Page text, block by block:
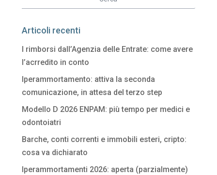
Articoli recenti
I rimborsi dall’Agenzia delle Entrate: come avere
l’acrredito in conto
Iperammortamento: attiva la seconda
comunicazione, in attesa del terzo step
Modello D 2026 ENPAM: più tempo per medici e
odontoiatri
Barche, conti correnti e immobili esteri, cripto:
cosa va dichiarato
Iperammortamenti 2026: aperta (parzialmente)